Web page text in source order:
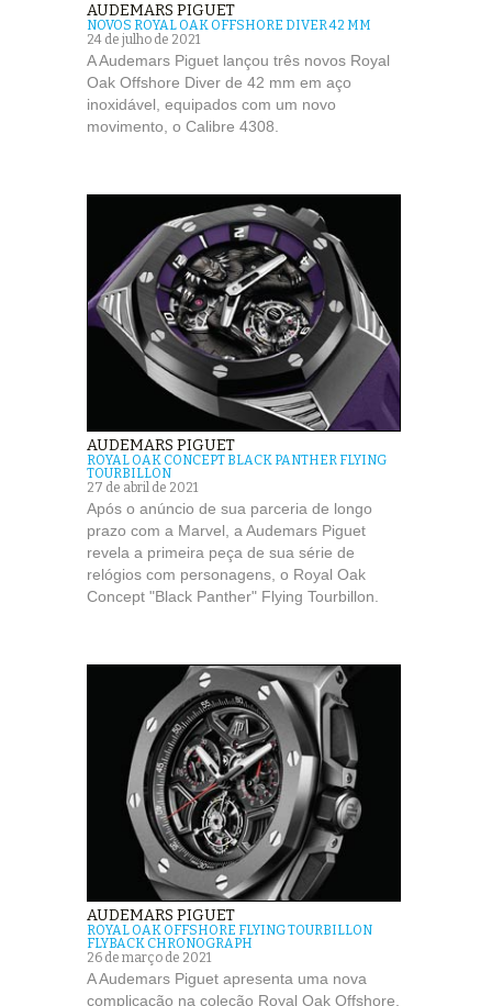
AUDEMARS PIGUET
NOVOS ROYAL OAK OFFSHORE DIVER 42 MM
24 de julho de 2021
A Audemars Piguet lançou três novos Royal
Oak Offshore Diver de 42 mm em aço
inoxidável, equipados com um novo
movimento, o Calibre 4308.
AUDEMARS PIGUET
ROYAL OAK CONCEPT BLACK PANTHER FLYING
TOURBILLON
27 de abril de 2021
Após o anúncio de sua parceria de longo
prazo com a Marvel, a Audemars Piguet
revela a primeira peça de sua série de
relógios com personagens, o Royal Oak
Concept "Black Panther" Flying Tourbillon.
AUDEMARS PIGUET
ROYAL OAK OFFSHORE FLYING TOURBILLON
FLYBACK CHRONOGRAPH
26 de março de 2021
A Audemars Piguet apresenta uma nova
complicação na coleção Royal Oak Offshore,